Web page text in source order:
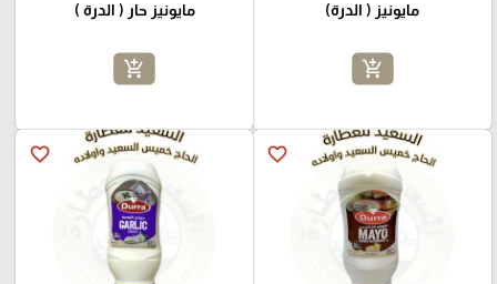
مايونيز ( الدرة)
add_shopping_cart
مايونيز حار ( الدرة )
add_shopping_cart
favorite_border
favorite_border